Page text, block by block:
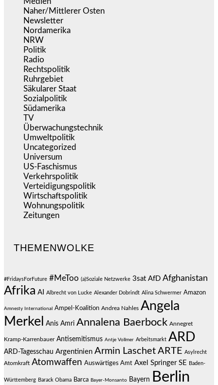
Naher/Mittlerer Osten
Newsletter
Nordamerika
NRW
Politik
Radio
Rechtspolitik
Ruhrgebiet
Säkularer Staat
Sozialpolitik
Südamerika
TV
Überwachungstechnik
Umweltpolitik
Uncategorized
Universum
US-Faschismus
Verkehrspolitik
Verteidigungspolitik
Wirtschaftspolitik
Wohnungspolitik
Zeitungen
THEMENWOLKE
#FridaysForFuture #MeToo (a)Soziale Netzwerke 3sat AfD Afghanistan
Afrika AI Albrecht von Lucke Alexander Dobrindt Alina Schwermer Amazon
Amnesty International Ampel-Koalition Andrea Nahles Angela
Merkel
Anis Amri Annalena Baerbock Annegret
Kramp-Karrenbauer Antisemitismus Antje Vollmer Arbeitsmarkt ARD
ARD-Tagesschau Argentinien Armin Laschet ARTE Asylrecht
Atomkraft Atomwaffen Auswärtiges Amt Axel Springer SE Baden-
Württemberg Barack Obama Barca Bayer-Monsanto Bayern Berlin